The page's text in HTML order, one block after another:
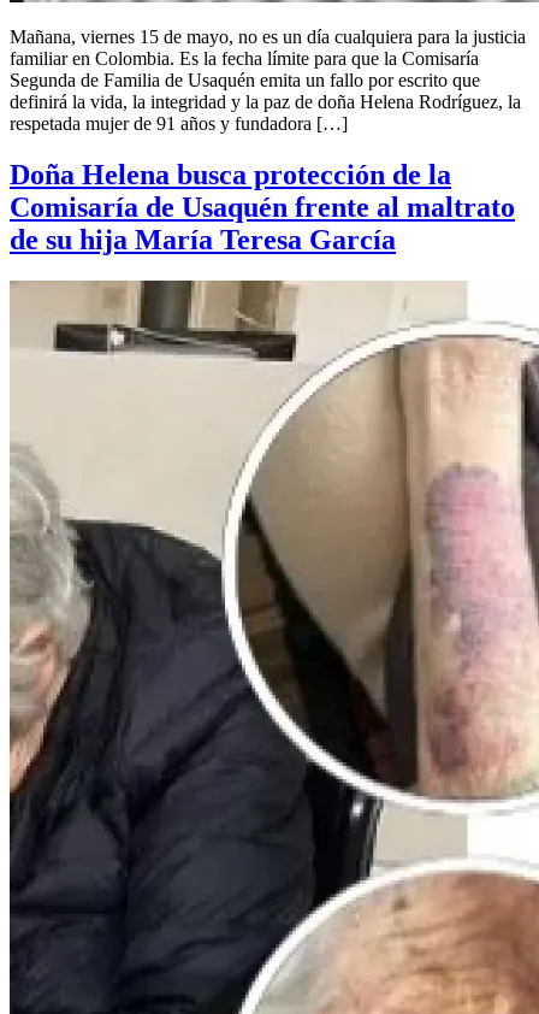
Mañana, viernes 15 de mayo, no es un día cualquiera para la justicia
familiar en Colombia. Es la fecha límite para que la Comisaría
Segunda de Familia de Usaquén emita un fallo por escrito que
definirá la vida, la integridad y la paz de doña Helena Rodríguez, la
respetada mujer de 91 años y fundadora […]
Doña Helena busca protección de la
Comisaría de Usaquén frente al maltrato
de su hija María Teresa García